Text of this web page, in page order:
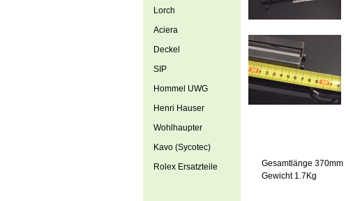
Gesamtlänge 370mm
Gewicht 1.7Kg
Lorch
Aciera
Deckel
SIP
Hommel UWG
Henri Hauser
Wohlhaupter
Kavo (Sycotec)
Rolex Ersatzteile